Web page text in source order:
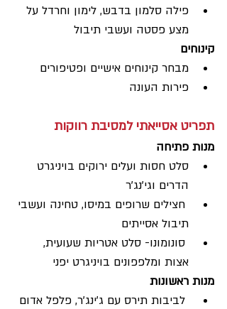
פילה סלמון בדבש, לימון וחרדל על
מצע פסטה ועשבי תיבול
קינוחים
מבחר קינוחים אישיים ופטיפורים
פירות העונה
תפריט אסייאתי למסיבת רווקות
מנות פתיחה
סלט חסות ועלים ירוקים בויניגרט
הדרים וגי'נג'ר
חצילים שרופים במיסו, טחינה ועשבי
תיבול אסייתים
סונומונו- סלט אטריות שעועית,
אצות ומלפפונים בויניגרט יפני
מנות ראשונות
לביבות תירס עם ג'ינג'ר, פלפל אדום